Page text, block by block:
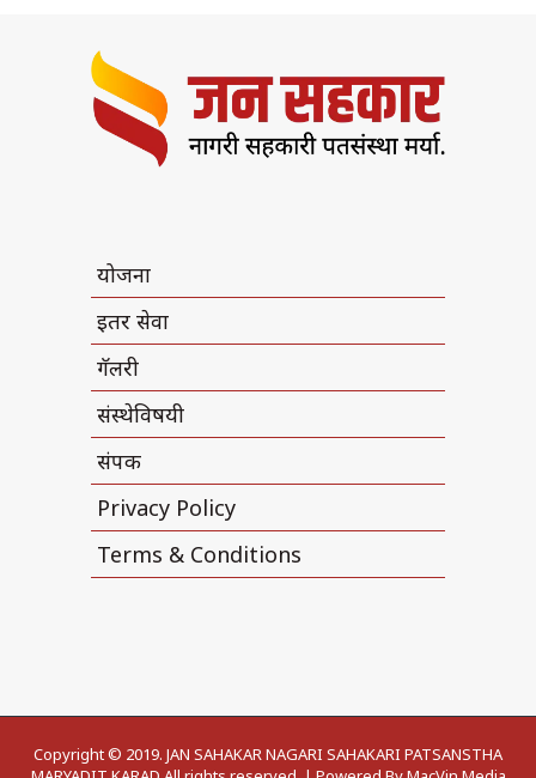
योजना
इतर सेवा
गॅलरी
संस्थेविषयी
संपर्क
Privacy Policy
Terms & Conditions
Copyright © 2019. JAN SAHAKAR NAGARI SAHAKARI PATSANSTHA